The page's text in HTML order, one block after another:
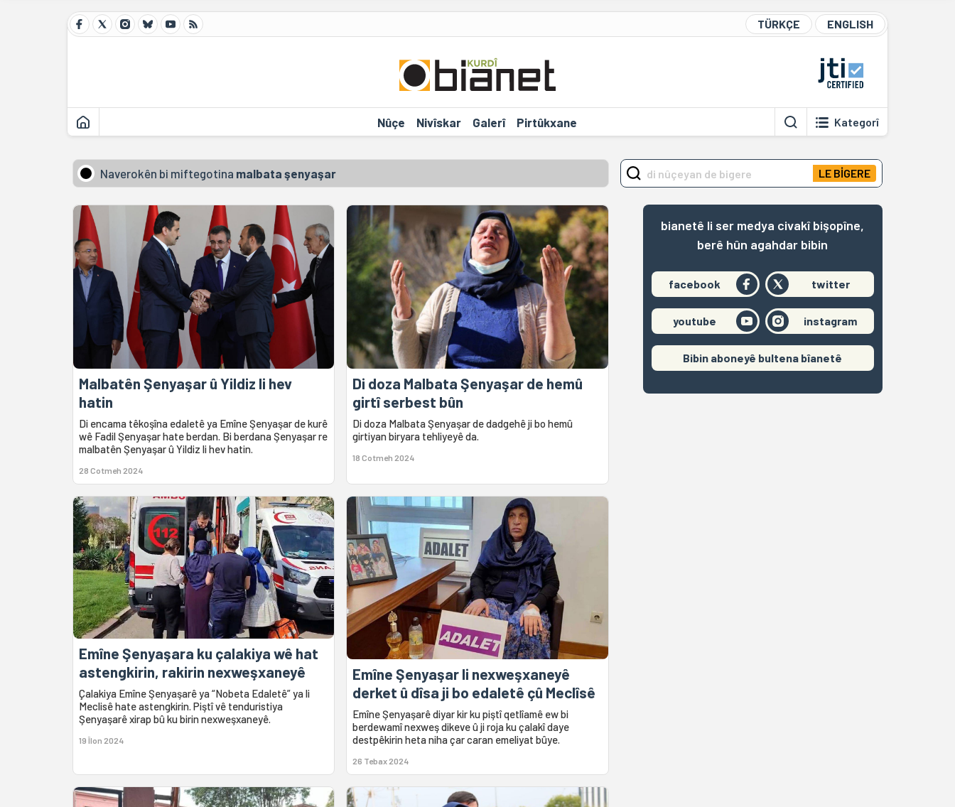
TÜRKÇE ENGLISH
Nûçe Nivîskar Galerî Pirtûkxane Kategorî
Naverokên bi miftegotina malbata şenyaşar
Malbatên Şenyaşar û Yildiz li hev
hatin
Di encama têkoşîna edaletê ya Emîne Şenyaşar de kurê
wê Fadil Şenyaşar hate berdan. Bi berdana Şenyaşar re
malbatên Şenyaşar û Yildiz li hev hatin.
28 Cotmeh 2024
Di doza Malbata Şenyaşar de hemû
girtî serbest bûn
Di doza Malbata Şenyaşar de dadgehê ji bo hemû
girtiyan biryara tehliyeyê da.
18 Cotmeh 2024
Emîne Şenyaşara ku çalakiya wê hat
astengkirin, rakirin nexweşxaneyê
Çalakiya Emîne Şenyaşarê ya “Nobeta Edaletê” ya li
Meclisê hate astengkirin. Piştî vê tenduristiya
Şenyaşarê xirap bû ku birin nexweşxaneyê.
19 Îlon 2024
Emîne Şenyaşar li nexweşxaneyê
derket û dîsa ji bo edaletê çû Meclîsê
Emîne Şenyaşarê diyar kir ku piştî qetlîamê ew bi
berdewamî nexweş dikeve û ji roja ku çalakî daye
destpêkirin heta niha çar caran emeliyat bûye.
26 Tebax 2024
LE BİGERE
bianetê li ser medya civakî bişopîne,
berê hûn agahdar bibin
facebook twitter
youtube instagram
Bibin aboneyê bultena bîanetê